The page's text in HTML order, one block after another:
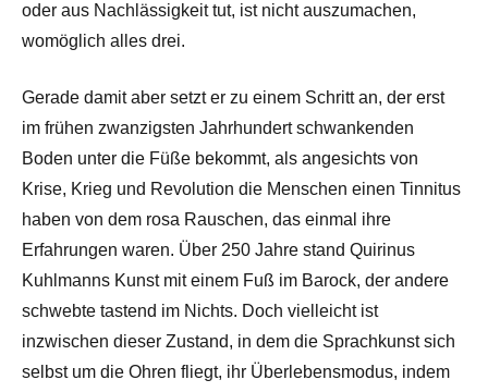
oder aus Nachlässigkeit tut, ist nicht auszumachen,
womöglich alles drei.
Gerade damit aber setzt er zu einem Schritt an, der erst
im frühen zwanzigsten Jahrhundert schwankenden
Boden unter die Füße bekommt, als angesichts von
Krise, Krieg und Revolution die Menschen einen Tinnitus
haben von dem rosa Rauschen, das einmal ihre
Erfahrungen waren. Über 250 Jahre stand Quirinus
Kuhlmanns Kunst mit einem Fuß im Barock, der andere
schwebte tastend im Nichts. Doch vielleicht ist
inzwischen dieser Zustand, in dem die Sprachkunst sich
selbst um die Ohren fliegt, ihr Überlebensmodus, indem